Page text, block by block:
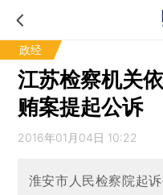
政经
江苏检察机关
贿案提起公诉
2016年01月04日 10:22
淮安市人民检察院起